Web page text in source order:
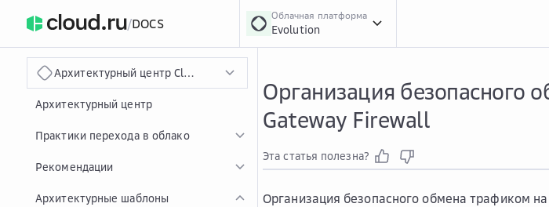
/DOCS
Облачная платформа
Evolution
Архитектурный центр Cloud.ru
Архитектурный центр
Практики перехода в облако
Рекомендации
Архитектурные шаблоны
Организация безопасного
Gateway Firewall
Эта статья полезна?
Организация безопасного обмена трафиком